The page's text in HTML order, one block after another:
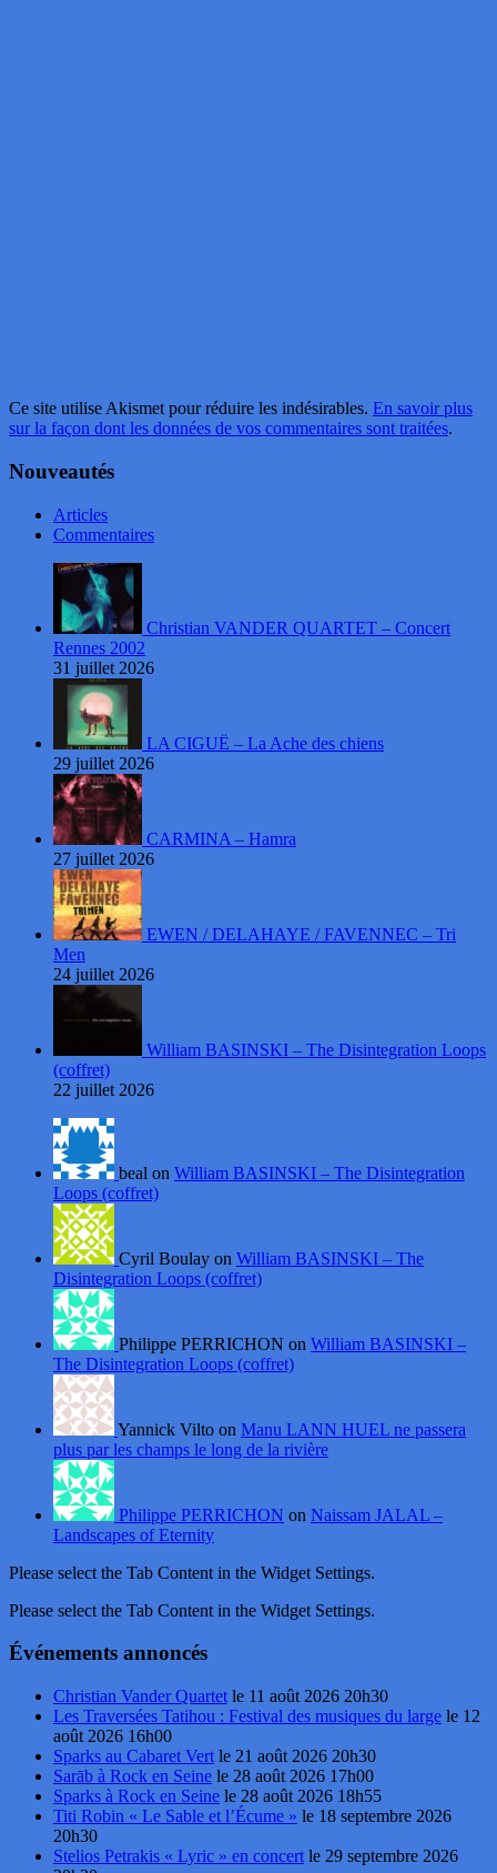
Ce site utilise Akismet pour réduire les indésirables. En savoir plus
sur la façon dont les données de vos commentaires sont traitées.
Nouveautés
Articles
Commentaires
Christian VANDER QUARTET – Concert
Rennes 2002
31 juillet 2026
LA CIGUË – La Ache des chiens
29 juillet 2026
CARMINA – Hamra
27 juillet 2026
EWEN / DELAHAYE / FAVENNEC – Tri
Men
24 juillet 2026
William BASINSKI – The Disintegration Loops
(coffret)
22 juillet 2026
beal on William BASINSKI – The Disintegration
Loops (coffret)
Cyril Boulay on William BASINSKI – The
Disintegration Loops (coffret)
Philippe PERRICHON on William BASINSKI –
The Disintegration Loops (coffret)
Yannick Vilto on Manu LANN HUEL ne passera
plus par les champs le long de la rivière
Philippe PERRICHON on Naissam JALAL –
Landscapes of Eternity
Please select the Tab Content in the Widget Settings.
Please select the Tab Content in the Widget Settings.
Événements annoncés
Christian Vander Quartet le 11 août 2026 20h30
Les Traversées Tatihou : Festival des musiques du large le 12
août 2026 16h00
Sparks au Cabaret Vert le 21 août 2026 20h30
Sarāb à Rock en Seine le 28 août 2026 17h00
Sparks à Rock en Seine le 28 août 2026 18h55
Titi Robin « Le Sable et l’Écume » le 18 septembre 2026
20h30
Stelios Petrakis « Lyric » en concert le 29 septembre 2026